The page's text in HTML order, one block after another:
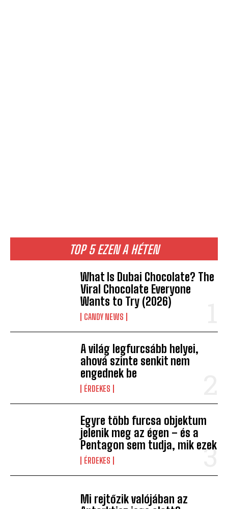
TOP 5 EZEN A HÉTEN
What Is Dubai Chocolate? The
Viral Chocolate Everyone
Wants to Try (2026)
CANDY NEWS
A világ legfurcsább helyei,
ahová szinte senkit nem
engednek be
ÉRDEKES
Egyre több furcsa objektum
jelenik meg az égen – és a
Pentagon sem tudja, mik ezek
ÉRDEKES
Mi rejtőzik valójában az